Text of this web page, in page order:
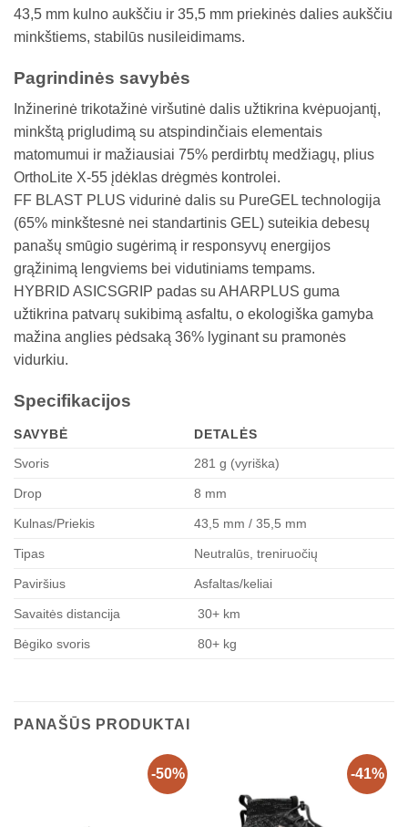
43,5 mm kulno aukščiu ir 35,5 mm priekinės dalies aukščiu
minkštiems, stabilūs nusileidimams.​
Pagrindinės savybės
Inžinerinė trikotažinė viršutinė dalis užtikrina kvėpuojantį,
minkštą prigludimą su atspindinčiais elementais
matomumui ir mažiausiai 75% perdirbtų medžiagų, plius
OrthoLite X-55 įdėklas drėgmės kontrolei.​
FF BLAST PLUS vidurinė dalis su PureGEL technologija
(65% minkštesnė nei standartinis GEL) suteikia debesų
panašų smūgio sugėrimą ir responsyvų energijos
grąžinimą lengviems bei vidutiniams tempams.​
HYBRID ASICSGRIP padas su AHARPLUS guma
užtikrina patvarų sukibimą asfaltu, o ekologiška gamyba
mažina anglies pėdsaką 36% lyginant su pramonės
vidurkiu.​
Specifikacijos
SAVYBĖ
DETALĖS
Svoris
281 g (vyriška) ​
Drop 8 mm ​
Kulnas/Priekis 43,5 mm / 35,5 mm ​
Tipas Neutralūs, treniruočių ​
Paviršius Asfaltas/keliai ​
Savaitės distancija 30+ km ​
Bėgiko svoris 80+ kg ​
PANAŠŪS PRODUKTAI
-50% -41%